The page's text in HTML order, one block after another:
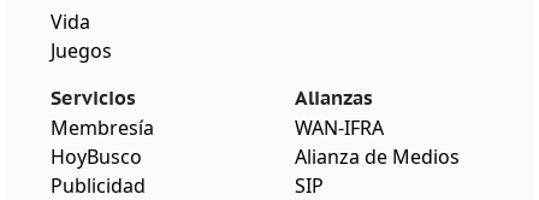
Vida
Juegos
Servicios
Membresía
HoyBusco
Publicidad
Alianzas
WAN-IFRA
Alianza de Medios
SIP